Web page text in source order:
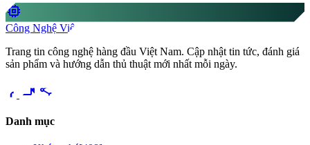
memory
Công Nghệ Việt
Trang tin công nghệ hàng đầu Việt Nam. Cập nhật tin tức, đánh giá
sản phẩm và hướng dẫn thủ thuật mới nhất mỗi ngày.
videocam share
Danh mục